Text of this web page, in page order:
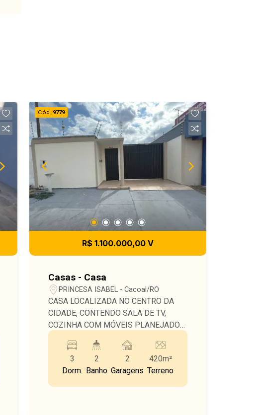
Cód. 9779
R$ 1.100.000,00 V
Casas - Casa
PRINCESA ISABEL - Cacoal/RO
CASA LOCALIZADA NO CENTRO DA
CIDADE, CONTENDO SALA DE TV,
COZINHA COM MÓVEIS PLANEJADOS,
3 QUARTOS SENDO 1 SUITE, WC
SOCIAL, ÁREA GOURMET COM
CHURRASQUEIRA, PISCINA E
LAVANDERIA.
3
Dorm.
2
Banho
2
Garagens
420m²
Terreno